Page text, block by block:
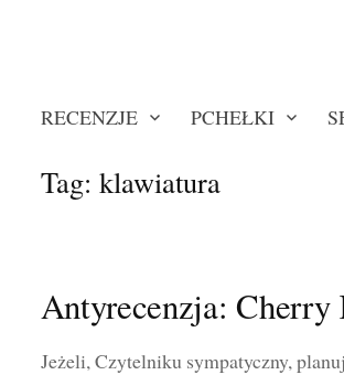
RECENZJE PCHEŁKI
Tag: klawiatura
Antyrecenzja:
Jeżeli, Czytelniku sympatyczny,